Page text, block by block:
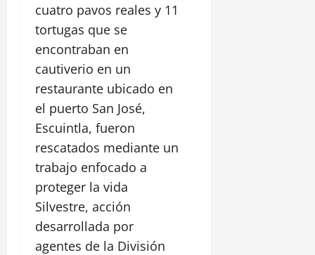
cuatro pavos reales y 11
tortugas que se
encontraban en
cautiverio en un
restaurante ubicado en
el puerto San José,
Escuintla, fueron
rescatados mediante un
trabajo enfocado a
proteger la vida
Silvestre, acción
desarrollada por
agentes de la División